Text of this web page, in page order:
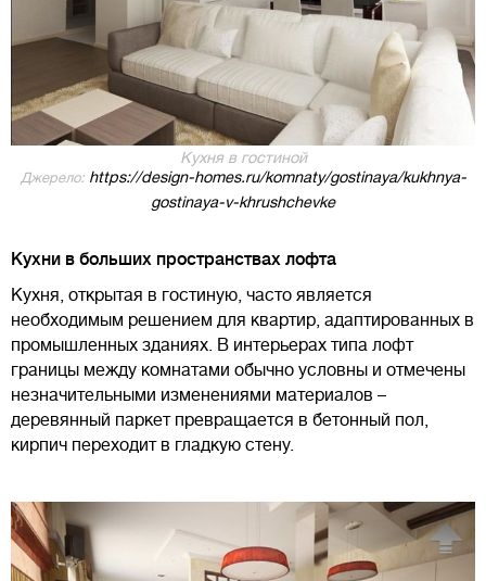
Кухня в гостиной
Джерело:https://design-homes.ru/komnaty/gostinaya/kukhnya-
gostinaya-v-khrushchevke
Кухни в больших пространствах лофта
Кухня, открытая в гостиную, часто является
необходимым решением для квартир, адаптированных в
промышленных зданиях. В интерьерах типа лофт
границы между комнатами обычно условны и отмечены
незначительными изменениями материалов –
деревянный паркет превращается в бетонный пол,
кирпич переходит в гладкую стену.